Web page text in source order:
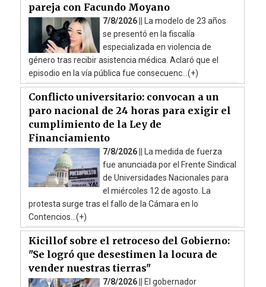
pareja con Facundo Moyano
7/8/2026 || La modelo de 23 años
se presentó en la fiscalía
especializada en violencia de
género tras recibir asistencia médica. Aclaró que el
episodio en la vía pública fue consecuenc...(+)
Conflicto universitario: convocan a un
paro nacional de 24 horas para exigir el
cumplimiento de la Ley de
Financiamiento
7/8/2026 || La medida de fuerza
fue anunciada por el Frente Sindical
de Universidades Nacionales para
el miércoles 12 de agosto. La
protesta surge tras el fallo de la Cámara en lo
Contencios...(+)
Kicillof sobre el retroceso del Gobierno:
"Se logró que desestimen la locura de
vender nuestras tierras"
7/8/2026 || El gobernador